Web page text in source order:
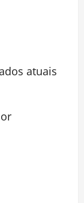
atuais